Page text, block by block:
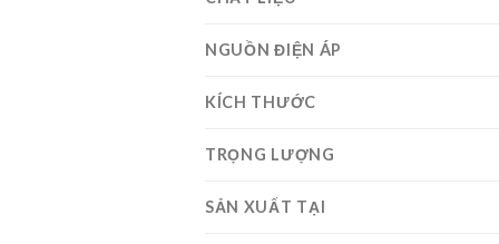
NGUỒN ĐIỆN ÁP
KÍCH THƯỚC
TRỌNG LƯỢNG
SẢN XUẤT TẠI